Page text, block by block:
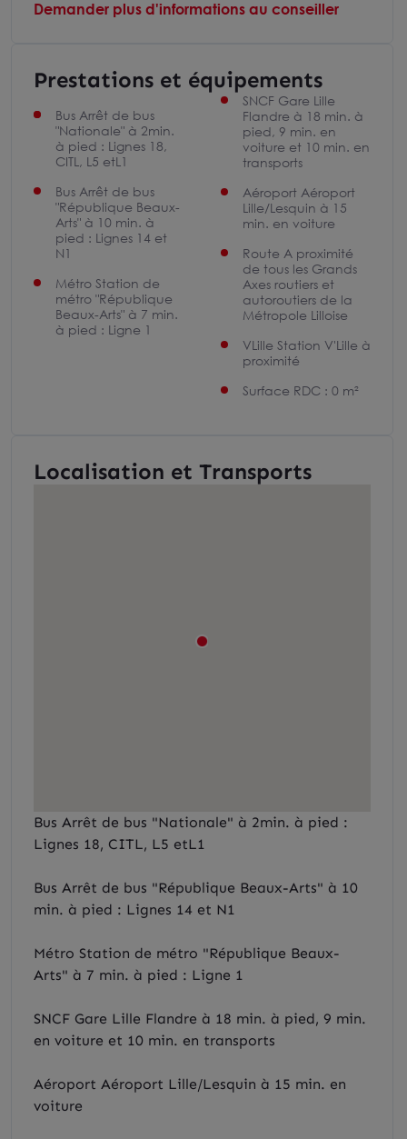
Demander plus d'informations au conseiller
Prestations et équipements
Bus Arrêt de bus
"Nationale" à 2min.
à pied : Lignes 18,
CITL, L5 etL1
Bus Arrêt de bus
"République Beaux-
Arts" à 10 min. à
pied : Lignes 14 et
N1
Métro Station de
métro "République
Beaux-Arts" à 7 min.
à pied : Ligne 1
SNCF Gare Lille
Flandre à 18 min. à
pied, 9 min. en
voiture et 10 min. en
transports
Aéroport Aéroport
Lille/Lesquin à 15
min. en voiture
Route A proximité
de tous les Grands
Axes routiers et
autoroutiers de la
Métropole Lilloise
VLille Station V'Lille à
proximité
Surface RDC : 0 m²
Localisation et Transports
Bus Arrêt de bus "Nationale" à 2min. à pied :
Lignes 18, CITL, L5 etL1
Bus Arrêt de bus "République Beaux-Arts" à 10
min. à pied : Lignes 14 et N1
Métro Station de métro "République Beaux-
Arts" à 7 min. à pied : Ligne 1
SNCF Gare Lille Flandre à 18 min. à pied, 9 min.
en voiture et 10 min. en transports
Aéroport Aéroport Lille/Lesquin à 15 min. en
voiture